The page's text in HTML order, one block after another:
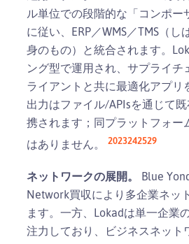
ル単位での段階的な「コンポー
に従い、ERP／WMS／TMS（し
身のもの）と統合されます。
ング型で運用され、サプライチ
ライアントと共に最適化アプリ
出力はファイル/APIsを通じて既
携されます；同プラットフォー
はありません。 2023242529
ネットワークの展開。
Blue
Network買収により多企業ネッ
ます。一方、Lokadは単一企業
注力しており、ビジネスネット